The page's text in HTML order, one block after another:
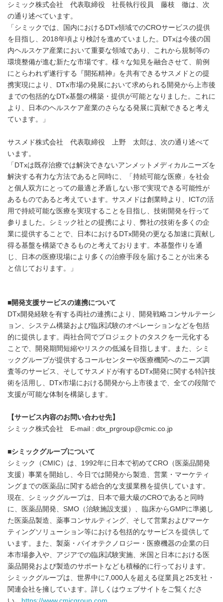
シミック株式会社 代表取締役 社長執行役員 藤枝 徹は、次
の通り述べています。
「シミックでは、国内におけるDTx領域でのCROサービスの提供
を目指し、2018年頃より検討を進めていました。DTxは今後の国
内ヘルスケア産業において重要な領域であり、これから規制等の
環境整備が進む新たな市場です。様々な知見を融合させて、前例
にとらわれず遂行する『開拓精神』を共有できるサスメドとの提
携実現により、DTx市場の発展において求められる開発から上市後
までの包括的なDTx基盤の構築・提供が可能となりました。これに
より、日本のヘルスケア産業のさらなる発展に貢献できると考え
ています。」
サスメド株式会社 代表取締役 上野 太郎は、次の通り述べて
います。
「DTxは既存治療では解決できないアンメットメディカルニーズを
解決する有力な方法であると同時に、「持続可能な医療」を社会
と個人双方にとっての最適と矛盾しない形で実現できる可能性が
あるものであると考えています。サスメドは創業時より、ICTの活
用で持続可能な医療を実現することを目指し、技術開発を行って
参りました。シミック社との提携により、弊社の技術を多くの企
業に提供することで、日本におけるDTx開発の更なる加速に貢献し
得る基盤を構築できるものと考えております。本基盤作りを通
じ、日本の医療現場により多くの治療手段を届けることが出来る
と信じております。」
■開発支援サービスの連携について
DTx開発経験を有する両社の連携により、開発戦略コンサルテーシ
ョン、システム構築および臨床試験のオペレーションなどを包括
的に提供します。両社合同でプロジェクトのタスクを一元化する
ことで、開発期間短縮やリスクの低減を目指します。また、シミ
ックグループが提供するコールセンターや医療機関へのニーズ調
査等のサービス、そしてサスメドが有するDTx開発に関する特許技
術を活用し、DTx市場における開発から上市後まで、全ての段階で
支援が可能な体制を構築します。
【サービス内容のお問い合わせ先】
シミック株式会社 E-mail : dtx_prgroup@cmic.co.jp
■シミックグループについて
シミック（CMIC）は、1992年に日本で初めてCRO（医薬品開発
支援）事業を開始し、今日では開発から製造、営業・マーケティ
ングまでの医薬品に関する総合的な支援業務を提供しています。
現在、シミックグループは、日本で最大級のCROであると同時
に、医薬品開発、SMO（治験施設支援）、臨床からGMPに準拠し
た医薬品製造、薬事コンサルティング、そして営業およびマーケ
ティングソリューション等における包括的なサービスを提供して
います。また、製薬・バイオテクノロジー・医療機器の企業の日
本市場参入や、アジアでの臨床試験実施、米国と日本における医
薬品開発および製造のサポートなども積極的に行っております。
シミックグループは、世界中に7,000人を超える従業員と25支社・
関連会社を擁しています。詳しくはウェブサイトをご覧くださ